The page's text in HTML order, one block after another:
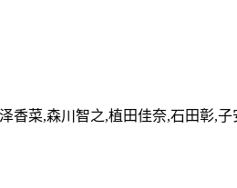
香菜,森川智之,植田佳奈,石田彰,